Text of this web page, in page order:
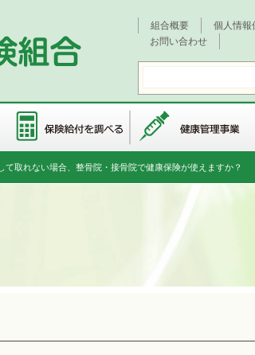
組合概要 個人情報
お問い合わせ
取れない場合、整骨院・接骨院で健康保険が使えますか？